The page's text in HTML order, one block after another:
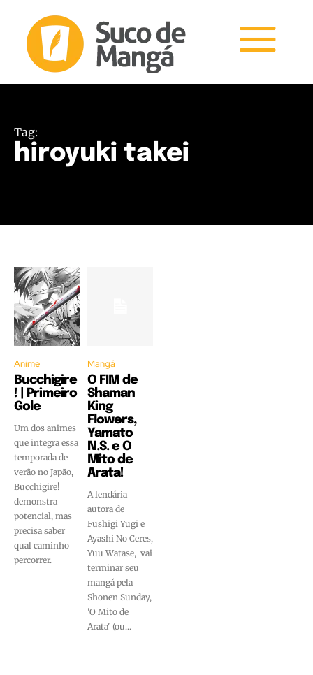
Tag:
hiroyuki takei
Anime
Bucchigire
! | Primeiro
Gole
Um dos animes
que integra essa
temporada de
verão no Japão,
Bucchigire!
demonstra
potencial, mas
precisa saber
qual caminho
percorrer.
Mangá
O FIM de
Shaman
King
Flowers,
Yamato
N.S. e O
Mito de
Arata!
A lendária
autora de
Fushigi Yugi e
Ayashi No Ceres,
Yuu Watase, vai
terminar seu
mangá pela
Shonen Sunday,
'O Mito de
Arata' (ou...